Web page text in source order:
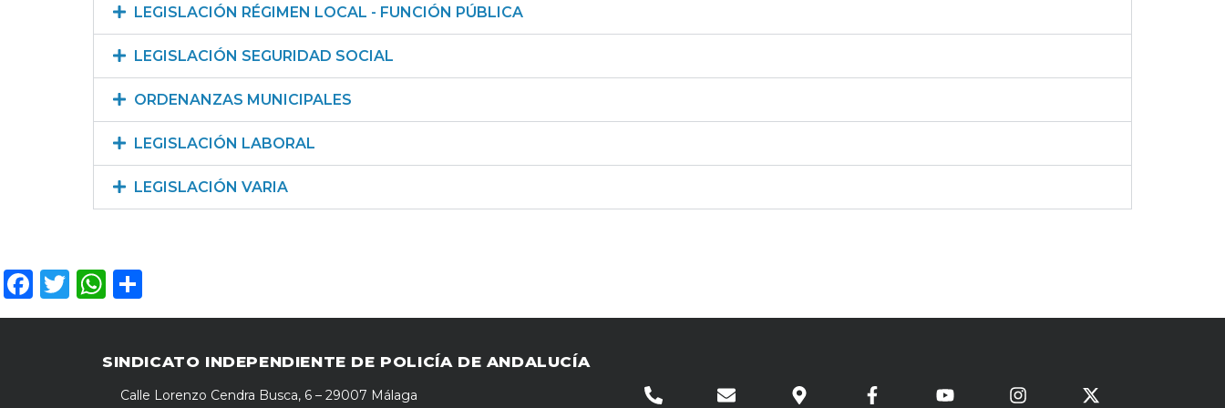
LEGISLACIÓN RÉGIMEN LOCAL - FUNCIÓN PÚBLICA
LEGISLACIÓN SEGURIDAD SOCIAL
ORDENANZAS MUNICIPALES
LEGISLACIÓN LABORAL
LEGISLACIÓN VARIA
Facebook
TwitterWhatsApp
SINDICATO INDEPENDIENTE DE POLICÍA DE ANDALUCÍA
Calle Lorenzo Cendra Busca, 6 – 29007 Málaga